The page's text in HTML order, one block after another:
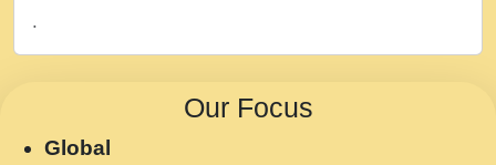
Chahe Ram Ho Chahe Shyam Ho.mp3
मझ अपन जवन बनन न आय, रठ हर क मनन न आय
.
Our Focus
Global